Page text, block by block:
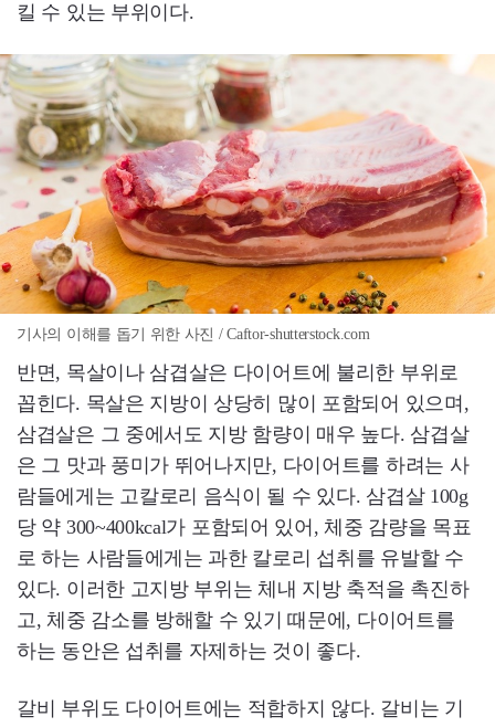
킬 수 있는 부위이다.
기사의 이해를 돕기 위한 사진 / Caftor-shutterstock.com
반면, 목살이나 삼겹살은 다이어트에 불리한 부위로
꼽힌다. 목살은 지방이 상당히 많이 포함되어 있으며,
삼겹살은 그 중에서도 지방 함량이 매우 높다. 삼겹살
은 그 맛과 풍미가 뛰어나지만, 다이어트를 하려는 사
람들에게는 고칼로리 음식이 될 수 있다. 삼겹살 100g
당 약 300~400kcal가 포함되어 있어, 체중 감량을 목표
로 하는 사람들에게는 과한 칼로리 섭취를 유발할 수
있다. 이러한 고지방 부위는 체내 지방 축적을 촉진하
고, 체중 감소를 방해할 수 있기 때문에, 다이어트를
하는 동안은 섭취를 자제하는 것이 좋다.
갈비 부위도 다이어트에는 적합하지 않다. 갈비는 기